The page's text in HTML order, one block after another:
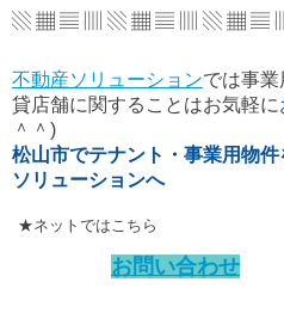
▧ ▦ ▤ ▥ ▧ ▦ ▤ ▥ ▧ ▦ ▤
不動産ソリューションでは事
貸店舗に関することはお気軽に
＾＾)
松山市でテナント・事業用物
ソリューションへ
★ネットではこちら
お問い合わせ